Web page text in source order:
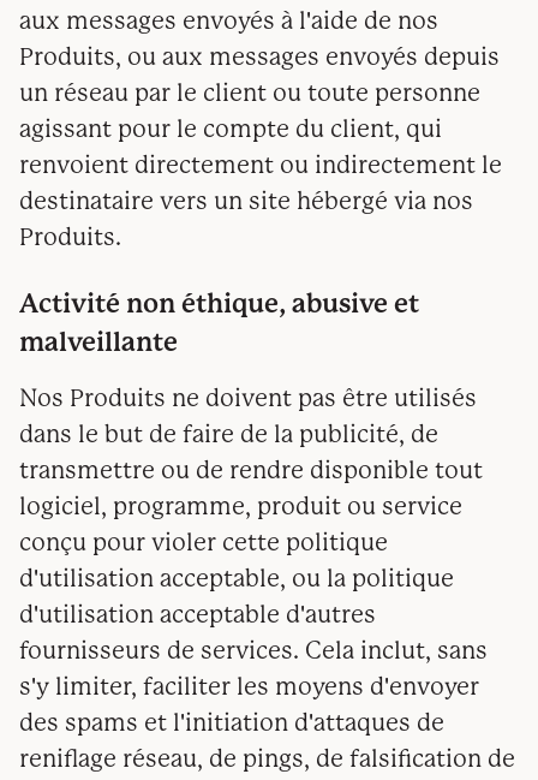
aux messages envoyés à l'aide de nos
Produits, ou aux messages envoyés depuis
un réseau par le client ou toute personne
agissant pour le compte du client, qui
renvoient directement ou indirectement le
destinataire vers un site hébergé via nos
Produits.
Activité non éthique, abusive et
malveillante
Nos Produits ne doivent pas être utilisés
dans le but de faire de la publicité, de
transmettre ou de rendre disponible tout
logiciel, programme, produit ou service
conçu pour violer cette politique
d'utilisation acceptable, ou la politique
d'utilisation acceptable d'autres
fournisseurs de services. Cela inclut, sans
s'y limiter, faciliter les moyens d'envoyer
des spams et l'initiation d'attaques de
reniflage réseau, de pings, de falsification de